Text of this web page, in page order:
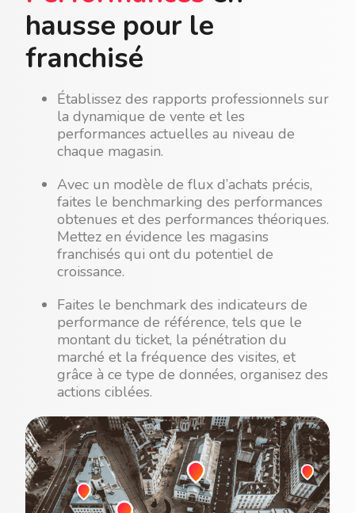
hausse pour le
franchisé
Établissez des rapports professionnels sur
la dynamique de vente et les
performances actuelles au niveau de
chaque magasin.
Avec un modèle de flux d’achats précis,
faites le benchmarking des performances
obtenues et des performances théoriques.
Mettez en évidence les magasins
franchisés qui ont du potentiel de
croissance.
Faites le benchmark des indicateurs de
performance de référence, tels que le
montant du ticket, la pénétration du
marché et la fréquence des visites, et
grâce à ce type de données, organisez des
actions ciblées.